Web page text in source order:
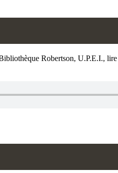
Robertson, U.P.E.I.,